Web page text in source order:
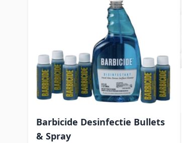
Barbicide Desinfectie Bullets
& Spray